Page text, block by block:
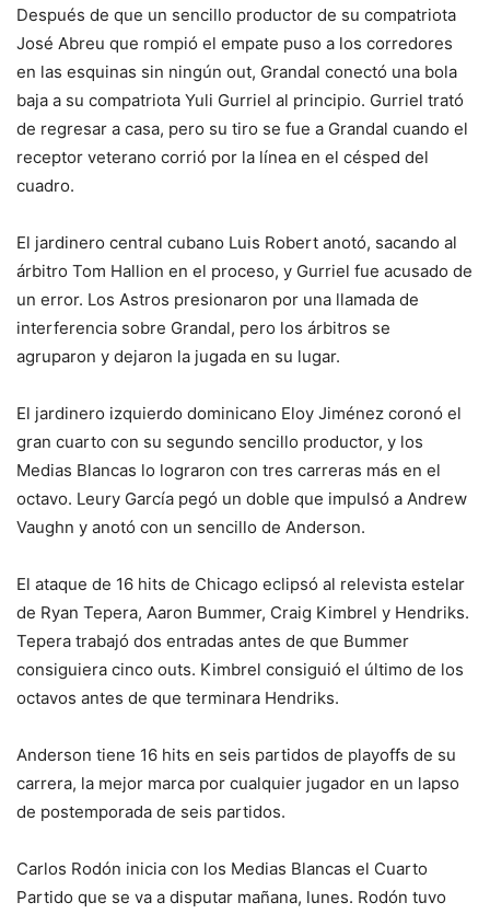
Después de que un sencillo productor de su compatriota
José Abreu que rompió el empate puso a los corredores
en las esquinas sin ningún out, Grandal conectó una bola
baja a su compatriota Yuli Gurriel al principio. Gurriel trató
de regresar a casa, pero su tiro se fue a Grandal cuando el
receptor veterano corrió por la línea en el césped del
cuadro.
El jardinero central cubano Luis Robert anotó, sacando al
árbitro Tom Hallion en el proceso, y Gurriel fue acusado de
un error. Los Astros presionaron por una llamada de
interferencia sobre Grandal, pero los árbitros se
agruparon y dejaron la jugada en su lugar.
El jardinero izquierdo dominicano Eloy Jiménez coronó el
gran cuarto con su segundo sencillo productor, y los
Medias Blancas lo lograron con tres carreras más en el
octavo. Leury García pegó un doble que impulsó a Andrew
Vaughn y anotó con un sencillo de Anderson.
El ataque de 16 hits de Chicago eclipsó al relevista estelar
de Ryan Tepera, Aaron Bummer, Craig Kimbrel y Hendriks.
Tepera trabajó dos entradas antes de que Bummer
consiguiera cinco outs. Kimbrel consiguió el último de los
octavos antes de que terminara Hendriks.
Anderson tiene 16 hits en seis partidos de playoffs de su
carrera, la mejor marca por cualquier jugador en un lapso
de postemporada de seis partidos.
Carlos Rodón inicia con los Medias Blancas el Cuarto
Partido que se va a disputar mañana, lunes. Rodón tuvo